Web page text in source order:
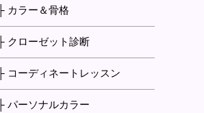
├ カラー＆骨格
├ クローゼット診断
├ コーディネートレッスン
├ パーソナルカラー